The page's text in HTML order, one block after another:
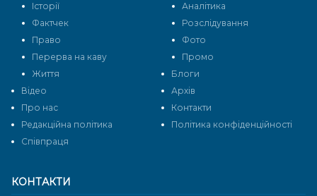
КОНТАКТИ
Історії
Аналітика
Фактчек
Розслідування
Право
Фото
Перерва на каву
Промо
Життя
Блоги
Відео
Архів
Про нас
Контакти
Редакційна політика
Політика конфіденційності
Cпівпраця